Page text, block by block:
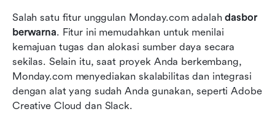
Salah satu fitur unggulan Monday.com adalah dasbor
berwarna. Fitur ini memudahkan untuk menilai
kemajuan tugas dan alokasi sumber daya secara
sekilas. Selain itu, saat proyek Anda berkembang,
Monday.com menyediakan skalabilitas dan integrasi
dengan alat yang sudah Anda gunakan, seperti Adobe
Creative Cloud dan Slack.